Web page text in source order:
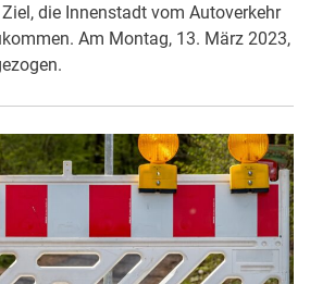
die Innenstadt vom Autoverkehr
Am Montag, 13. März 2023,